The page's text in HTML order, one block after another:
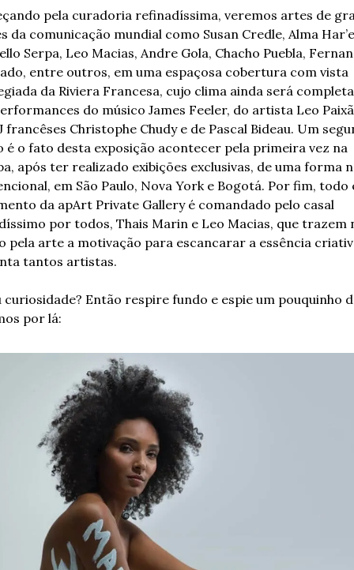
pela curadoria refinadíssima, veremos artes de
da comunicação mundial como Susan Credle, Alma
Serpa, Leo Macias, Andre Gola, Chacho Puebla,
entre outros, em uma espaçosa cobertura com vista
da Riviera Francesa, cujo clima ainda será
do músico James Feeler, do artista Leo
francêses Christophe Chudy e de Pascal Bideau. Um
é o fato desta exposição acontecer pela primeira vez na
após ter realizado exibições exclusivas, de uma forma
em São Paulo, Nova York e Bogotá. Por fim, todo
da apArt Private Gallery é comandado pelo casal
por todos, Thais Marin e Leo Macias, que trazem
pela arte a motivação para escancarar a essência
tantos artistas.
curiosidade? Então respire fundo e espie um pouquinho
por lá: